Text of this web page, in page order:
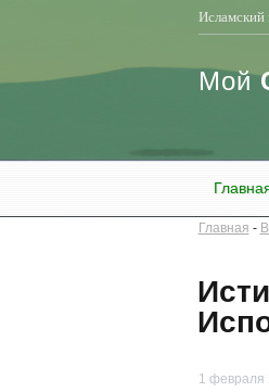
Исламский
Мой
Главная
1 февраля